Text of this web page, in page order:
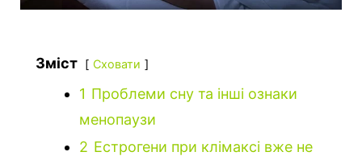
Зміст Сховати
1 Проблеми сну та інші ознаки
менопаузи
2 Естрогени при клімаксі вже не